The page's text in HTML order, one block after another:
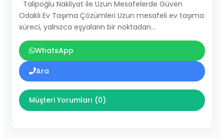
Talipoğlu Nakliyat ile Uzun Mesafelerde Güven
Odaklı Ev Taşıma Çözümleri Uzun mesafeli ev taşıma
süreci, yalnızca eşyaların bir noktadan…
WhatsApp
Ara
Müşteri Yorumları (0)